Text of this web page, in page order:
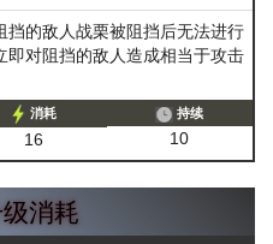
挡的敌人战栗被阻挡后无法进行
即对阻挡的敌人造成相当于攻击
消耗
16
持续
10
消耗